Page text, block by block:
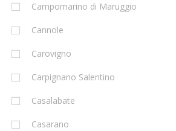
Campomarino di Maruggio
Cannole
Carovigno
Carpignano Salentino
Casalabate
Casarano